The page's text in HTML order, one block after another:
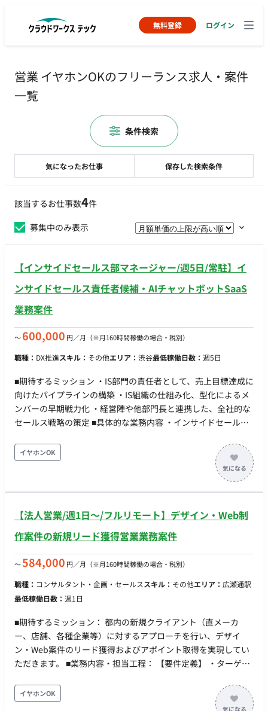
無料登録 ログイン
営業 イヤホンOKのフリーランス求人・案件
一覧
該当するお仕事数4件
募集中のみ表示
【インサイドセールス部マネージャー/週5日/常駐】イ
ンサイドセールス責任者候補・AIチャットボットSaaS
業務案件
〜600,000 円／月 （※月160時間稼働の場合・税別）
職種： DX推進スキル： その他エリア： 渋谷最低稼働日数： 週5日
■期待するミッション ・IS部門の責任者として、売上目標達成に
向けたパイプラインの構築 ・IS組織の仕組み化、型化によるメ
ンバーの早期戦力化 ・経営陣や他部門長と連携した、全社的な
セールス戦略の策定 ■具体的な業務内容 ・インサイドセールス
育、評価、モチベーション管理 ・マーケティング部門と連動し
たリードの定義・評価の改善 ・ABM（アカウント・ベースド・
マーケティング）の実践とリスト戦略の最適化 ・顧客の声をプ
ロダクト開発へフィードバックする体制の構築 ■開発環境 言
セールス・テックツール ■チーム体制 ・マネージャーの下に、
リーダーおよびメンバー数名が在籍 ・平均年齢は30歳前後で、
モート稼働について 一部リモート（ハイブリッドワーク）にな
柔軟性を両立させた働き方です。 ■働き方 ・稼働日数：週5日
（完全週休2日制） ・稼働時間：10:00～19:00（標準） ┗コア
契約期間：正社員 ■案件の魅力 ・市場拡大が続く「生成AI×チ
ャットボット」というトレンドの最先端で経験が積める ・裁量
権が非常に大きく、セールス戦略の立案から実行まで一貫して
関与できる ・外資系コンサルや大手Tech企業出身者が多く、プ
ロフェッショナルなメンバーと切磋琢磨できる
イヤホンOK
【法人営業/週1日〜/フルリモート】デザイン・Web制
作案件の新規リード獲得営業業務案件
〜584,000 円／月 （※月160時間稼働の場合・税別）
職種： コンサルタント・企画・セールススキル： その他エリア： 広瀬通駅
最低稼働日数： 週1日
■期待するミッション： 都内の新規クライアント（直メーカ
ー、店舗、各種企業等）に対するアプローチを行い、デザイ
ン・Web案件のリード獲得およびアポイント取得を実現してい
ただきます。 ■業務内容・担当工程： 【要件定義】 ・ターゲッ
セールス等のアプローチ実行 ・商談の実施、および代表へのリ
ードのトスアップ ■チーム体制： ・代表（企画・PM担当）：1
イヤホンOK
気になったお仕事 保存した検索条件
条件検索